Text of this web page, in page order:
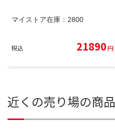
マイストア在庫： 2800
税込 21890円
近くの売り場の商品